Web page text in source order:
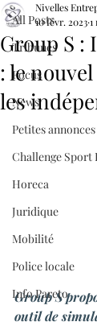
All Posts
Tribunes
Focus
News
Petites
Challenge Sport
Horeca
Juridique
Mobilité
Police locale
Info Pareto
Group S :
: le
les
Nivelles
10 févr. 2023
Group S
outil de